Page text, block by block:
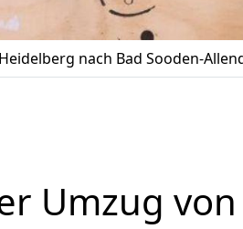
nach Bad Sooden-
Umzug